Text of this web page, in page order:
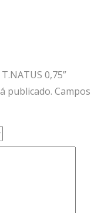
0,75”
publicado. Campos